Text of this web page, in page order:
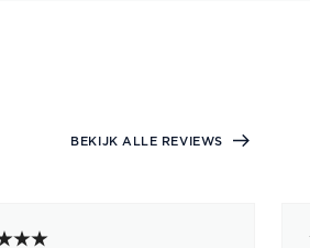
BEKIJK ALLE REVIEWS